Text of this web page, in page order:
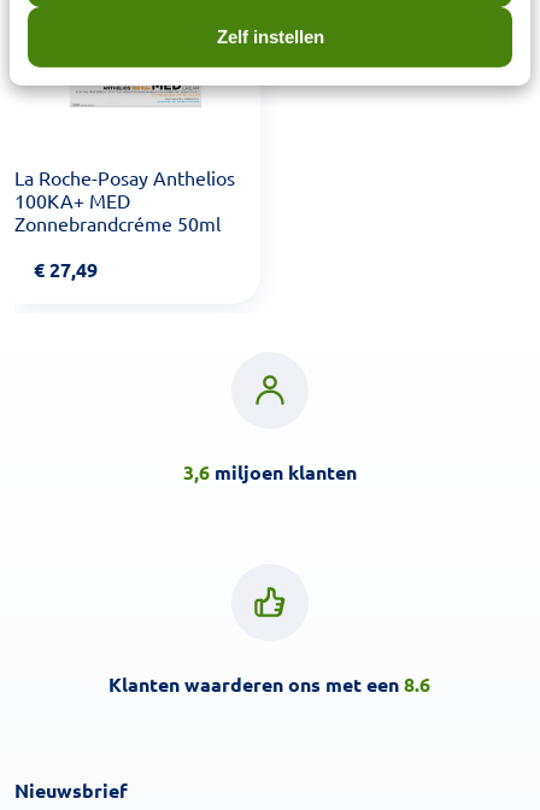
Zelf instellen
La Roche-Posay Anthelios
100KA+ MED
Zonnebrandcréme 50ml
€27,49
3,6miljoen klanten
Klanten waarderen ons met een8.6
Nieuwsbrief